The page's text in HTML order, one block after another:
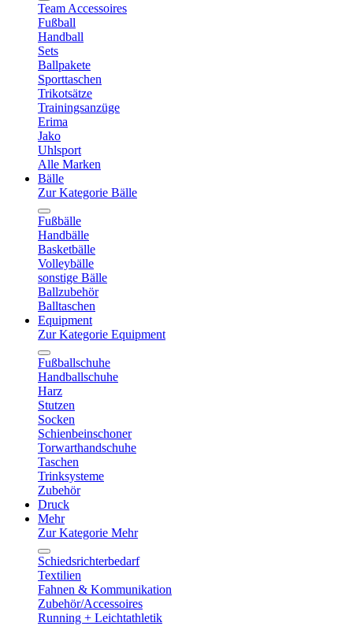
Team Accessoires
Fußball
Handball
Sets
Ballpakete
Sporttaschen
Trikotsätze
Trainingsanzüge
Erima
Jako
Uhlsport
Alle Marken
Bälle
Zur Kategorie Bälle
Fußbälle
Handbälle
Basketbälle
Volleybälle
sonstige Bälle
Ballzubehör
Balltaschen
Equipment
Zur Kategorie Equipment
Fußballschuhe
Handballschuhe
Harz
Stutzen
Socken
Schienbeinschoner
Torwarthandschuhe
Taschen
Trinksysteme
Zubehör
Druck
Mehr
Zur Kategorie Mehr
Schiedsrichterbedarf
Textilien
Fahnen & Kommunikation
Zubehör/Accessoires
Running + Leichtathletik